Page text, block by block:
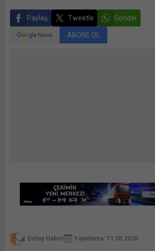
Paylaş Tweetle Gönder
ABONE OL
Detay Haber Yayınlama: 11.05.2026